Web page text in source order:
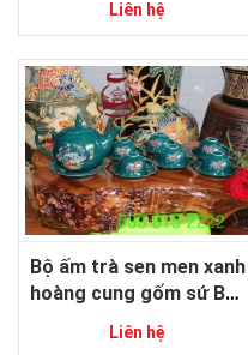
Liên hệ
Bộ ấm trà sen men xanh
hoàng cung gốm sứ Bát
Liên hệ